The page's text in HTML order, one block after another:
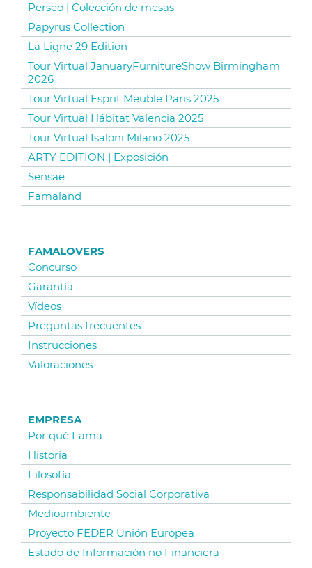
Perseo | Colección de mesas
Papyrus Collection
La Ligne 29 Edition
Tour Virtual JanuaryFurnitureShow Birmingham
2026
Tour Virtual Esprit Meuble Paris 2025
Tour Virtual Hábitat Valencia 2025
Tour Virtual Isaloni Milano 2025
ARTY EDITION | Exposición
Sensae
Famaland
FAMALOVERS
Concurso
Garantía
Vídeos
Preguntas frecuentes
Instrucciones
Valoraciones
EMPRESA
Por qué Fama
Historia
Filosofía
Responsabilidad Social Corporativa
Medioambiente
Proyecto FEDER Unión Europea
Estado de Información no Financiera